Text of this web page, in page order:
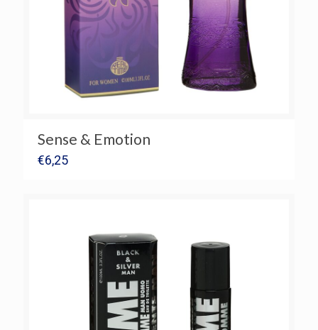
Sense & Emotion
€6,25